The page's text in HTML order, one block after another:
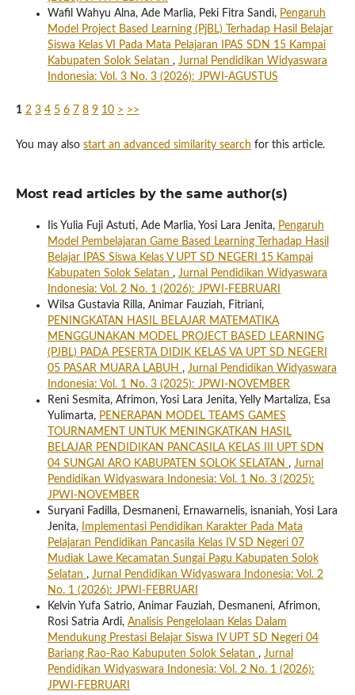
Wafil Wahyu Alna, Ade Marlia, Peki Fitra Sandi, Pengaruh
Model Project Based Learning (PjBL) Terhadap Hasil Belajar
Siswa Kelas VI Pada Mata Pelajaran IPAS SDN 15 Kampai
Kabupaten Solok Selatan , Jurnal Pendidikan Widyaswara
Indonesia: Vol. 3 No. 3 (2026): JPWI-AGUSTUS
1 2 3 4 5 6 7 8 9 10 > >>
You may also start an advanced similarity search for this article.
Most read articles by the same author(s)
Iis Yulia Fuji Astuti, Ade Marlia, Yosi Lara Jenita, Pengaruh
Model Pembelajaran Game Based Learning Terhadap Hasil
Belajar IPAS Siswa Kelas V UPT SD NEGERI 15 Kampai
Kabupaten Solok Selatan , Jurnal Pendidikan Widyaswara
Indonesia: Vol. 2 No. 1 (2026): JPWI-FEBRUARI
Wilsa Gustavia Rilla, Animar Fauziah, Fitriani,
PENINGKATAN HASIL BELAJAR MATEMATIKA
MENGGUNAKAN MODEL PROJECT BASED LEARNING
(PJBL) PADA PESERTA DIDIK KELAS VA UPT SD NEGERI
05 PASAR MUARA LABUH , Jurnal Pendidikan Widyaswara
Indonesia: Vol. 1 No. 3 (2025): JPWI-NOVEMBER
Reni Sesmita, Afrimon, Yosi Lara Jenita, Yelly Martaliza, Esa
Yulimarta, PENERAPAN MODEL TEAMS GAMES
TOURNAMENT UNTUK MENINGKATKAN HASIL
BELAJAR PENDIDIKAN PANCASILA KELAS III UPT SDN
04 SUNGAI ARO KABUPATEN SOLOK SELATAN , Jurnal
Pendidikan Widyaswara Indonesia: Vol. 1 No. 3 (2025):
JPWI-NOVEMBER
Suryani Fadilla, Desmaneni, Ernawarnelis, isnaniah, Yosi Lara
Jenita,
Implementasi Pendidikan Karakter Pada Mata
Pelajaran Pendidikan Pancasila Kelas IV SD Negeri 07
Mudiak Lawe Kecamatan Sungai Pagu Kabupaten Solok
Selatan , Jurnal Pendidikan Widyaswara Indonesia: Vol. 2
No. 1 (2026): JPWI-FEBRUARI
Kelvin Yufa Satrio, Animar Fauziah, Desmaneni, Afrimon,
Rosi Satria Ardi, Analisis Pengelolaan Kelas Dalam
Mendukung Prestasi Belajar Siswa IV UPT SD Negeri 04
Bariang Rao-Rao Kabuputen Solok Selatan , Jurnal
Pendidikan Widyaswara Indonesia: Vol. 2 No. 1 (2026):
JPWI-FEBRUARI